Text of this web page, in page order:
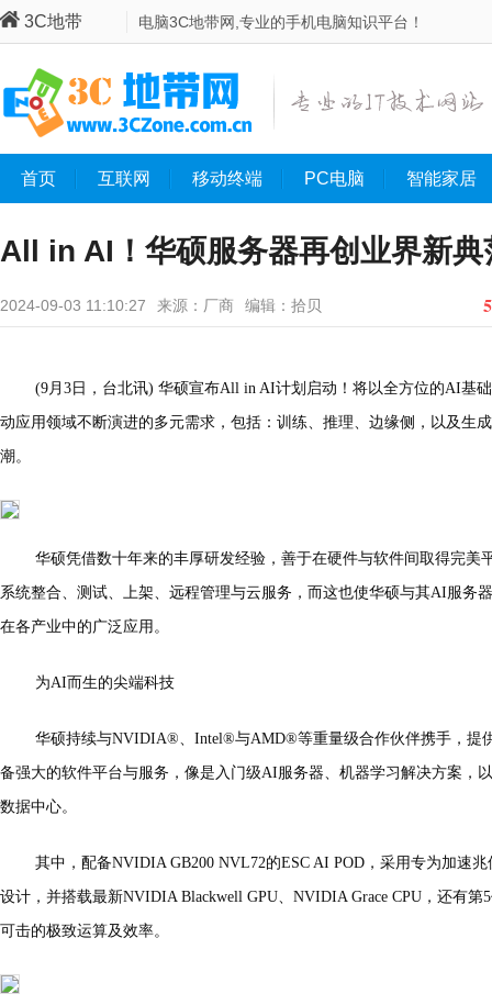
3C地带 电脑3C地带网,专业的手机电脑知识平台！
首页 互联网 移动终端 PC电脑 智能家居
All in AI！华硕服务器再创业界新典
2024-09-03 11:10:27 来源：厂商 编辑：拾贝
(9月3日，台北讯) 华硕宣布All in AI计划启动！将以全方位的AI基
动应用领域不断演进的多元需求，包括：训练、推理、边缘侧，以及生
潮。
华硕凭借数十年来的丰厚研发经验，善于在硬件与软件间取得完美
系统整合、测试、上架、远程管理与云服务，而这也使华硕与其AI服务
在各产业中的广泛应用。
为AI而生的尖端科技
华硕持续与NVIDIA®、Intel®与AMD®等重量级合作伙伴携手，提
备强大的软件平台与服务，像是入门级AI服务器、机器学习解决方案，
数据中心。
其中，配备NVIDIA GB200 NVL72的ESC AI POD，采用专为加速
设计，并搭载最新NVIDIA Blackwell GPU、NVIDIA Grace CPU，还有
可击的极致运算及效率。